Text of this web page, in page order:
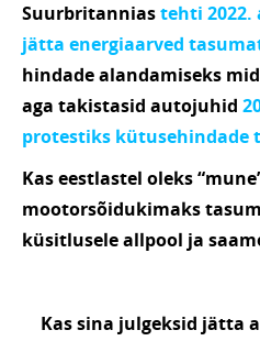
Suurbritanniastehti 2022.
jätta energiaarved
hindade alandamiseks
aga takistasid autojuhid
protestiks kütusehindade
Kas eestlastel oleks
mootorsõidukimaks
küsitlusele allpool ja
Kas sina julgeksid jätta